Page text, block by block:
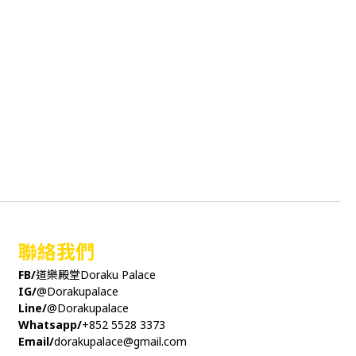
聯絡我們
FB/道樂殿堂Doraku Palace
IG/@Dorakupalace
Line/@Dorakupalace
Whatsapp/+852 5528 3373
Email/dorakupalace@gmail.com